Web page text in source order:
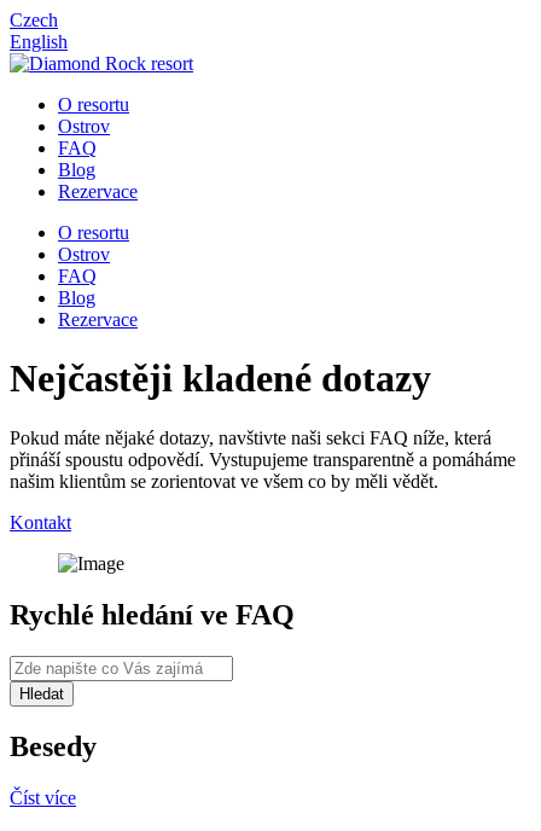
Czech
English
O resortu
Ostrov
FAQ
Blog
Rezervace
O resortu
Ostrov
FAQ
Blog
Rezervace
Nejčastěji kladené dotazy
Pokud máte nějaké dotazy, navštivte naši sekci FAQ níže, která
přináší spoustu odpovědí. Vystupujeme transparentně a pomáháme
našim klientům se zorientovat ve všem co by měli vědět.
Kontakt
Rychlé hledání ve FAQ
Besedy
Číst více